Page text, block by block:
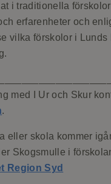
i traditionella
erfarenheter och
vilka förskolor i Lunds
med I Ur och Skur
.
eller skola kommer
Skogsmulle i
Region Syd